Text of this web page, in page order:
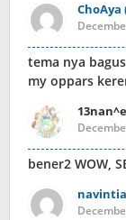
ChoAya
tema nya
my oppars
bener2 WOW,